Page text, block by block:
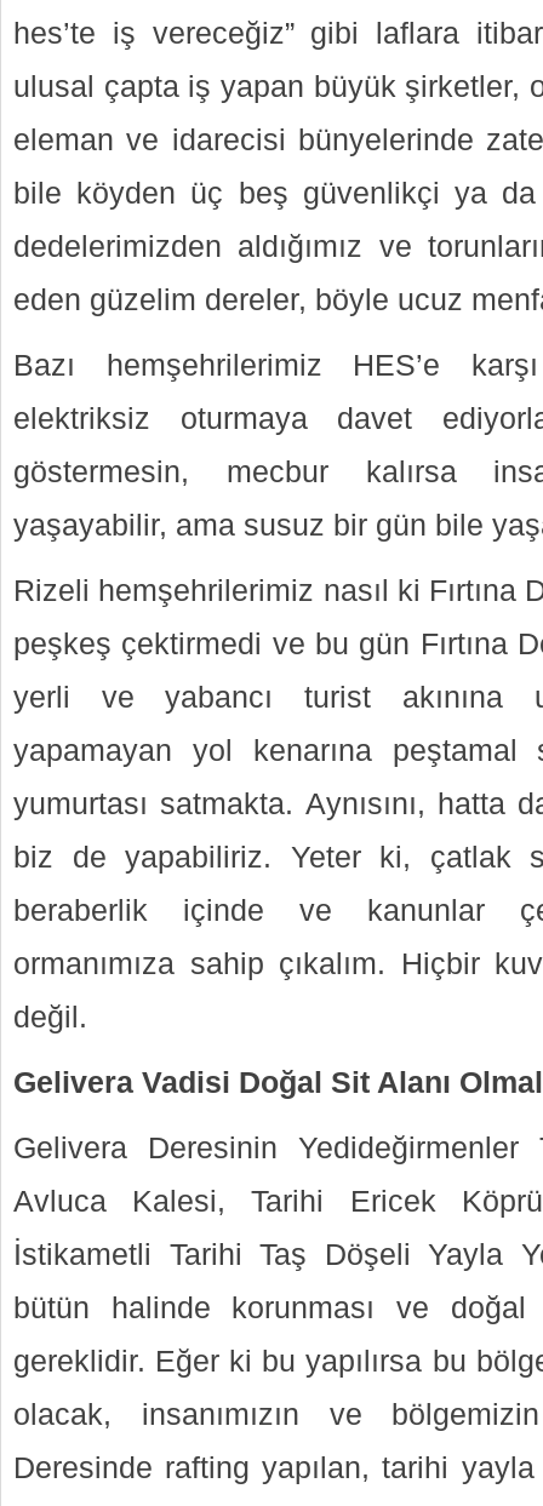
hes’te iş vereceğiz” gibi laflara
ulusal çapta iş yapan büyük şirketler,
eleman ve idarecisi bünyelerinde
bile köyden üç beş güvenlikçi ya da
dedelerimizden aldığımız ve
eden güzelim dereler, böyle ucuz
Bazı hemşehrilerimiz HES’e
elektriksiz oturmaya davet
göstermesin, mecbur kalırsa
yaşayabilir, ama susuz bir gün bile
Rizeli hemşehrilerimiz nasıl ki Fırtına
peşkeş çektirmedi ve bu gün Fırtına
yerli ve yabancı turist akınına
yapamayan yol kenarına
yumurtası satmakta. Aynısını, hatta
biz de yapabiliriz. Yeter ki, çatlak
beraberlik içinde ve kanunlar
ormanımıza sahip çıkalım. Hiçbir
değil.
Gelivera Vadisi Doğal Sit Alanı
Gelivera Deresinin
Avluca Kalesi, Tarihi Ericek
İstikametli Tarihi Taş Döşeli Yayla
bütün halinde korunması ve
gereklidir. Eğer ki bu yapılırsa bu
olacak, insanımızın ve
Deresinde rafting yapılan, tarihi